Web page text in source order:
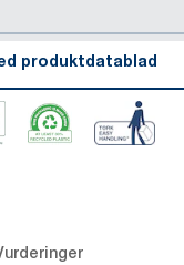
produktdatablad